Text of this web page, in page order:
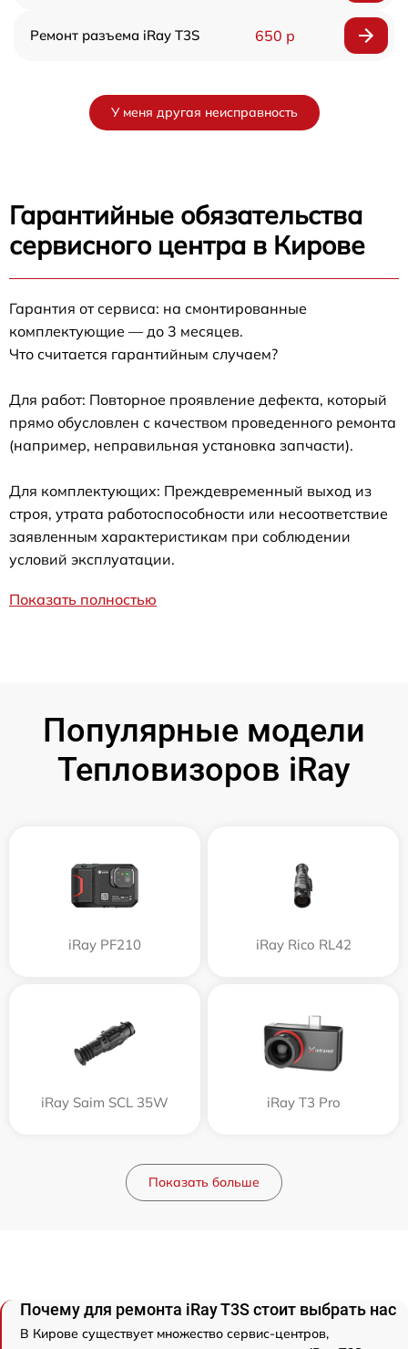
Ремонт разъема iRay T3S 650 р
У меня другая неисправность
Гарантийные обязательства
сервисного центра в Кирове
Гарантия от сервиса: на смонтированные
комплектующие — до 3 месяцев.
Что считается гарантийным случаем?
Для работ: Повторное проявление дефекта, который
прямо обусловлен с качеством проведенного ремонта
(например, неправильная установка запчасти).
Для комплектующих: Преждевременный выход из
строя, утрата работоспособности или несоответствие
заявленным характеристикам при соблюдении
условий эксплуатации.
Показать полностью
Популярные модели
Тепловизоров iRay
iRay PF210 iRay Rico RL42
iRay Saim SCL 35W iRay T3 Pro
Показать больше
Почему для ремонта iRay T3S стоит выбрать нас
В Кирове существует множество сервис-центров,